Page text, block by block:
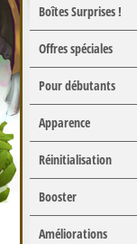
Boîtes Surprises !
Offres spéciales
Pour débutants
Apparence
Réinitialisation
Booster
Améliorations